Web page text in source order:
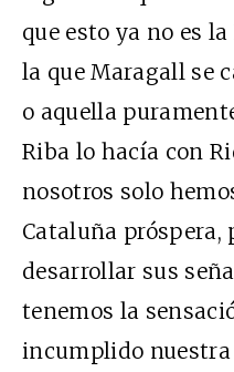
que esto ya no es
la que Maragall se
o aquella
Riba lo hacía con
nosotros solo
Cataluña
desarrollar sus
tenemos la
incumplido